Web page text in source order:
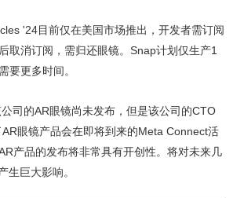
'24目前仅在美国市场推出，开发者需订阅
取消订阅，需归还眼镜。Snap计划仅生产1
要更多时间。
司的AR眼镜尚未发布，但是该公司的CTO
眼镜产品会在即将到来的Meta Connect活
产品的发布将非常具有开创性。将对未来几
生巨大影响。